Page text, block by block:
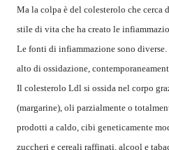
Ma la colpa è del colesterolo che cerca
stile di vita che ha creato le
Le fonti di infiammazione sono
alto di ossidazione,
Il colesterolo Ldl si ossida nel corpo
(margarine), oli parzialmente o
prodotti a caldo, cibi geneticamente
zuccheri e cereali raffinati, alcool e